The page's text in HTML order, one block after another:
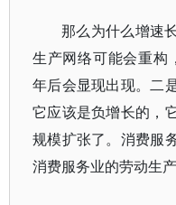
那么为什么增速
生产网络可能会重构
年后会显现出现。二
它应该是负增长的，
规模扩张了。消费服
消费服务业的劳动生